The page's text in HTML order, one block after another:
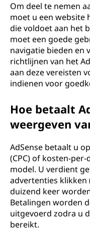
Om deel te nemen
moet u een website
die voldoet aan het
moet een goede
navigatie bieden en
richtlijnen van het
aan deze vereisten
indienen voor
Hoe betaalt
weergeven
AdSense betaalt u
(CPC) of kosten-
model. U verdient
advertenties klikken
duizend keer
Betalingen worden
uitgevoerd zodra u
bereikt.